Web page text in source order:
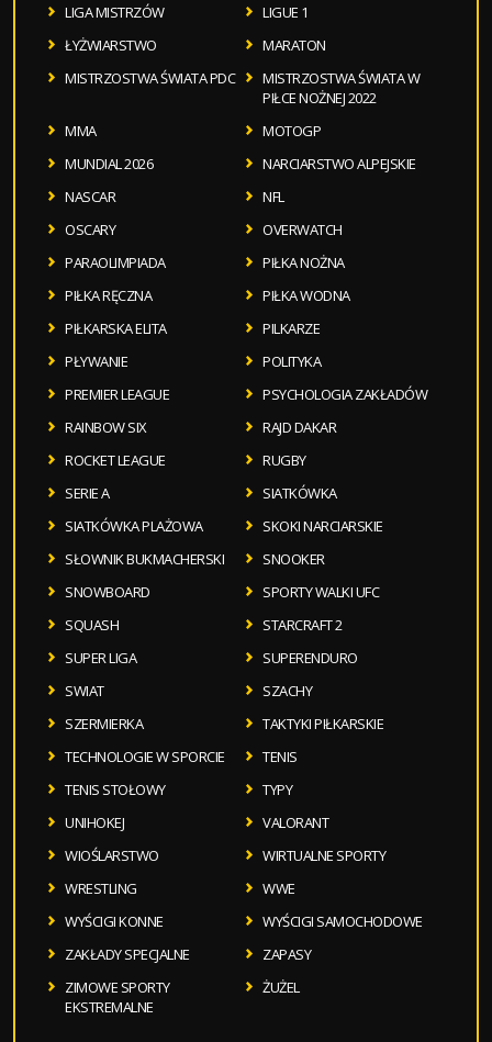
LIGA MISTRZÓW
LIGUE 1
ŁYŻWIARSTWO
MARATON
MISTRZOSTWA ŚWIATA PDC
MISTRZOSTWA ŚWIATA W
PIŁCE NOŻNEJ 2022
MMA
MOTOGP
MUNDIAL 2026
NARCIARSTWO ALPEJSKIE
NASCAR
NFL
OSCARY
OVERWATCH
PARAOLIMPIADA
PIŁKA NOŻNA
PIŁKA RĘCZNA
PIŁKA WODNA
PIŁKARSKA ELITA
PILKARZE
PŁYWANIE
POLITYKA
PREMIER LEAGUE
PSYCHOLOGIA ZAKŁADÓW
RAINBOW SIX
RAJD DAKAR
ROCKET LEAGUE
RUGBY
SERIE A
SIATKÓWKA
SIATKÓWKA PLAŻOWA
SKOKI NARCIARSKIE
SŁOWNIK BUKMACHERSKI
SNOOKER
SNOWBOARD
SPORTY WALKI UFC
SQUASH
STARCRAFT 2
SUPER LIGA
SUPERENDURO
SWIAT
SZACHY
SZERMIERKA
TAKTYKI PIŁKARSKIE
TECHNOLOGIE W SPORCIE
TENIS
TENIS STOŁOWY
TYPY
UNIHOKEJ
VALORANT
WIOŚLARSTWO
WIRTUALNE SPORTY
WRESTLING
WWE
WYŚCIGI KONNE
WYŚCIGI SAMOCHODOWE
ZAKŁADY SPECJALNE
ZAPASY
ZIMOWE SPORTY
EKSTREMALNE
ŻUŻEL